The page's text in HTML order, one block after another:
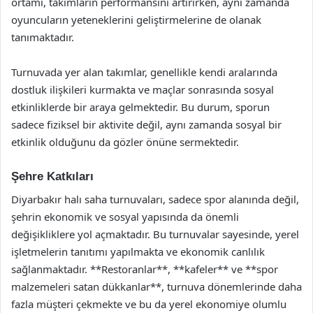
oyuncuların yeteneklerini geliştirmelerine de olanak
tanımaktadır.
Turnuvada yer alan takımlar, genellikle kendi aralarında
dostluk ilişkileri kurmakta ve maçlar sonrasında sosyal
etkinliklerde bir araya gelmektedir. Bu durum, sporun
sadece fiziksel bir aktivite değil, aynı zamanda sosyal bir
etkinlik olduğunu da gözler önüne sermektedir.
Şehre Katkıları
Diyarbakır halı saha turnuvaları, sadece spor alanında değil,
şehrin ekonomik ve sosyal yapısında da önemli
değişikliklere yol açmaktadır. Bu turnuvalar sayesinde, yerel
işletmelerin tanıtımı yapılmakta ve ekonomik canlılık
sağlanmaktadır. **Restoranlar**, **kafeler** ve **spor
malzemeleri satan dükkanlar**, turnuva dönemlerinde daha
fazla müşteri çekmekte ve bu da yerel ekonomiye olumlu